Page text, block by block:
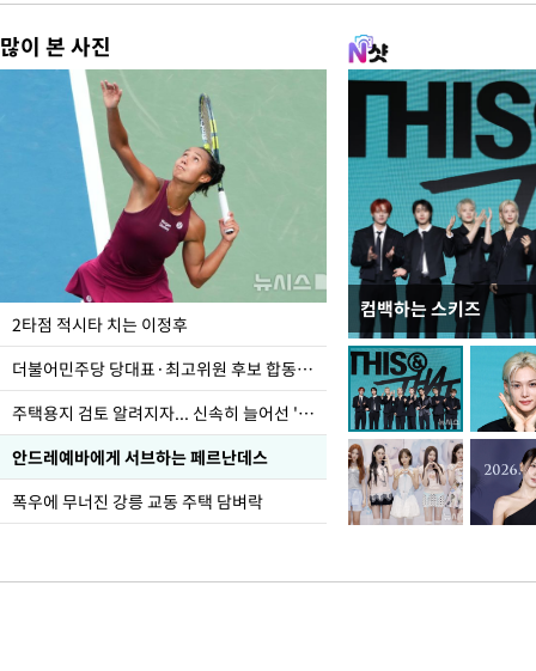
많이 본 사진
2타점 적시타 치는 이정후
더불어민주당 당대표·최고위원 후보 합동연설회
주택용지 검토 알려지자... 신속히 늘어선 '근조화환'
안드레예바에게 서브하는 페르난데스
폭우에 무너진 강릉 교동 주택 담벼락
컴백하는 스키즈
이번주 국회에는 무